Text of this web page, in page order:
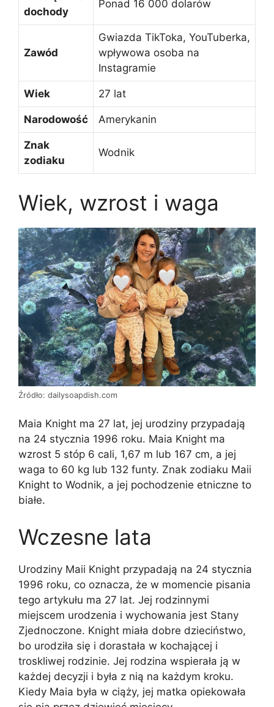
dochody
Ponad 16 000 dolarów
Zawód
Gwiazda TikToka, YouTuberka,
wpływowa osoba na
Instagramie
Wiek 27 lat
Narodowość Amerykanin
Znak
zodiaku
Wodnik
Wiek, wzrost i waga
Źródło: dailysoapdish.com
Maia Knight ma 27 lat, jej urodziny przypadają
na 24 stycznia 1996 roku. Maia Knight ma
wzrost 5 stóp 6 cali, 1,67 m lub 167 cm, a jej
waga to 60 kg lub 132 funty. Znak zodiaku Maii
Knight to Wodnik, a jej pochodzenie etniczne to
białe.
Wczesne lata
Urodziny Maii Knight przypadają na 24 stycznia
1996 roku, co oznacza, że w momencie pisania
tego artykułu ma 27 lat. Jej rodzinnymi
miejscem urodzenia i wychowania jest Stany
Zjednoczone. Knight miała dobre dzieciństwo,
bo urodziła się i dorastała w kochającej i
troskliwej rodzinie. Jej rodzina wspierała ją w
każdej decyzji i była z nią na każdym kroku.
Kiedy Maia była w ciąży, jej matka opiekowała